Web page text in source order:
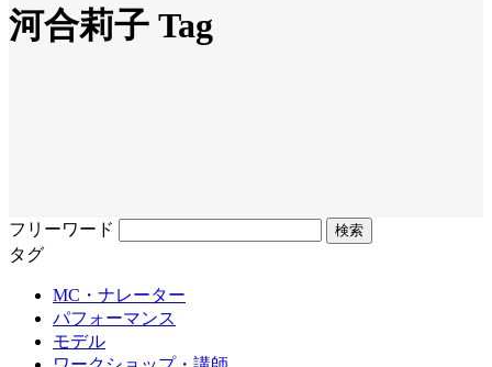
河合莉子 Tag
フリーワード
タグ
MC・ナレーター
パフォーマンス
モデル